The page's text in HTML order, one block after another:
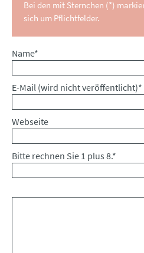
Bei den mit Sternchen (*)
sich um Pflichtfelder.
Pflichtfeld
Name*
Pflichtfeld
E-Mail (wird nicht veröffentlicht)*
Webseite
Bitte rechnen Sie 1 plus 8.*